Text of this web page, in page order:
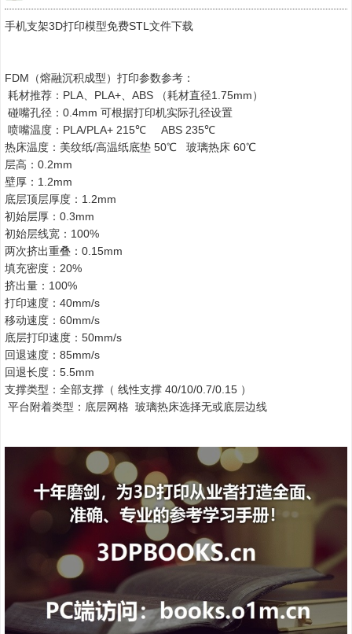
手机支架3D打印模型免费STL文件下载
FDM（熔融沉积成型）打印参数参考：
耗材推荐：PLA、PLA+、ABS （耗材直径1.75mm）
碰嘴孔径：0.4mm 可根据打印机实际孔径设置
喷嘴温度：PLA/PLA+ 215℃ ABS 235℃
热床温度：美纹纸/高温纸底垫 50℃ 玻璃热床 60℃
层高：0.2mm
壁厚：1.2mm
底层顶层厚度：1.2mm
初始层厚：0.3mm
初始层线宽：100%
两次挤出重叠：0.15mm
填充密度：20%
挤出量：100%
打印速度：40mm/s
移动速度：60mm/s
底层打印速度：50mm/s
回退速度：85mm/s
回退长度：5.5mm
支撑类型：全部支撑（ 线性支撑 40/10/0.7/0.15 ）
平台附着类型：底层网格 玻璃热床选择无或底层边线